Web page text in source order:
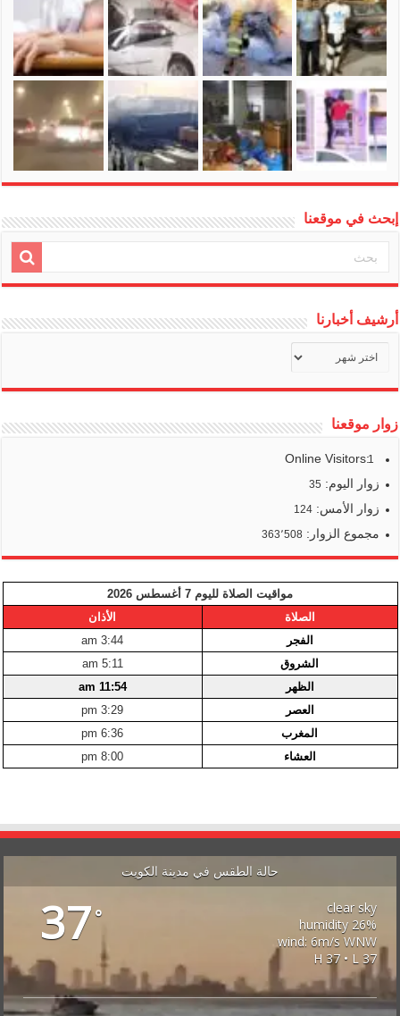
إبحث في موقعنا
أرشيف أخبارنا
أرشيف
أخبارنا
زوار موقعنا
Online Visitors:1
زوار اليوم: 35
زوار الأمس:124
مجموع الزوار:363٬508
مواقيت الصلاة لليوم 7 أغسطس 2026
الصلاة
الأذان
الفجر
3:44 am
الشروق
5:11 am
الظهر
11:54 am
العصر
3:29 pm
المغرب
6:36 pm
العشاء
8:00 pm
حالة الطقس في مدينة الكويت
37°
clear sky
26% humidity
wind: 6m/s WNW
H 37 • L 37